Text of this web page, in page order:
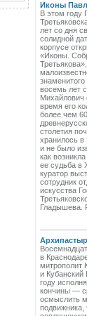
Иконы
В этом году
лет со дня
солидной
корпусе
«Иконы.
восемь лет
Михайлович
время его
более чем
столетия
хранилось в
и не было
как
ее судьба в
куратор
сотрудник
искусства
Гладышева.
в
митрополит
и Кубанский
году
кончины —
осмыслить
подвижника,